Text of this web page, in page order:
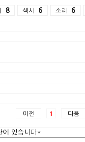
8 섹시 6 소리 6
이전 1 다음